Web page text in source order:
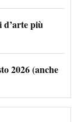
d’arte più
2026 (anche